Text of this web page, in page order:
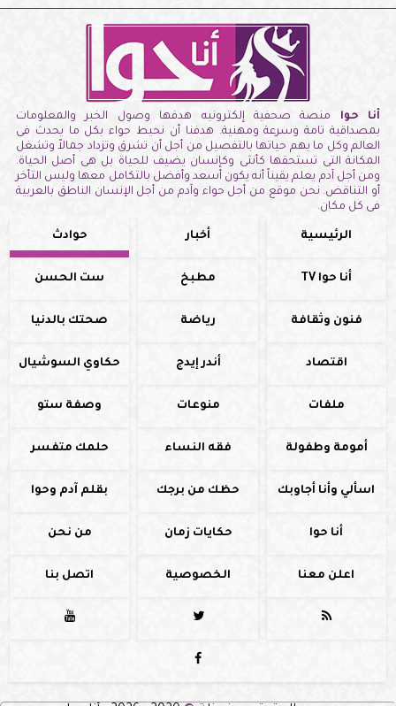
أنا حوا منصة صحفية إلكترونيه هدفها وصول الخبر والمعلومات
بمصداقية تامة وسرعة ومهنية. هدفنا أن نحيط حواء بكل ما يحدث فى
العالم وكل ما يهم حياتها بالتفصيل من أجل أن تشرق وتزداد جمالاً وتشغل
المكانة التى تستحقها كأنثى وكإنسان يضيف للحياة بل هى أصل الحياة.
ومن أجل آدم يعلم يقيناً أنه يكون أسعد وأفضل بالتكامل معها وليس التأخر
أو التناقض. نحن موقع من أجل حواء وآدم من أجل الإنسان الناطق بالعربية
فى كل مكان.
الرئيسية أخبار حوادث
أنا حوا TV مطبخ ست الحسن
فنون وثقافة رياضة صحتك بالدنيا
اقتصاد أندر إيدج حكاوي السوشيال
ملفات منوعات وصفة ستو
أمومة وطفولة فقه النساء حلمك متفسر
اسألي وأنا أجاوبك حظك من برجك بقلم آدم وحوا
أنا حوا حكايات زمان من نحن
اعلن معنا الخصوصية اتصل بنا



